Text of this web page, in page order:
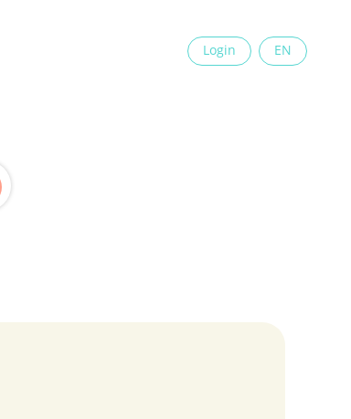
Login EN ×